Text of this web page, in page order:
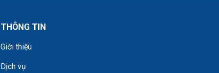
THÔNG TIN
Giới thiệu
Dịch vụ